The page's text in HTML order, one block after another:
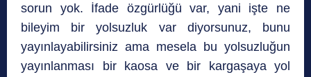
sorun yok. İfade özgürlüğü var, yani işte ne
bileyim bir yolsuzluk var diyorsunuz, bunu
yayınlayabilirsiniz ama mesela bu yolsuzluğun
yayınlanması bir kaosa ve bir kargaşaya yol